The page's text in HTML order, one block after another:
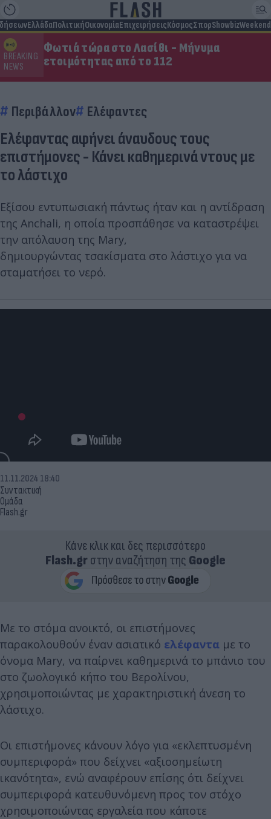
ΕλλάδαΠολιτικήΟικονομίαΕπιχειρήσειςΚόσμοςΣπορShowbizWeekend
BREAKING
NEWS
Φωτιά τώρα στο Λασίθι - Μήνυμα
ετοιμότητας από το 112
Περιβάλλον Ελέφαντες
Ελέφαντας αφήνει άναυδους τους
επιστήμονες - Κάνει καθημερινά ντους με
το λάστιχο
Εξίσου εντυπωσιακή πάντως ήταν και η αντίδραση
της Anchali, η οποία προσπάθησε να καταστρέψει
την απόλαυση της Mary,
δημιουργώντας τσακίσματα στο λάστιχο για να
σταματήσει το νερό.
Συντακτική
Ομάδα
Flash.gr
11.11.2024 18:40
Κάνε κλικ και δες περισσότερο
Flash.grστην αναζήτηση της Google
Με το στόμα ανοικτό, οι επιστήμονες
παρακολουθούν έναν ασιατικό ελέφαντα με το
όνομα Mary, να παίρνει καθημερινά το μπάνιο του
στο ζωολογικό κήπο του Βερολίνου,
χρησιμοποιώντας με χαρακτηριστική άνεση το
λάστιχο.
Οι επιστήμονες κάνουν λόγο για «εκλεπτυσμένη
συμπεριφορά» που δείχνει «αξιοσημείωτη
ικανότητα», ενώ αναφέρουν επίσης ότι δείχνει
συμπεριφορά κατευθυνόμενη προς τον στόχο
χρησιμοποιώντας εργαλεία που κάποτε